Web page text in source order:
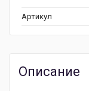
Артикул
Описание